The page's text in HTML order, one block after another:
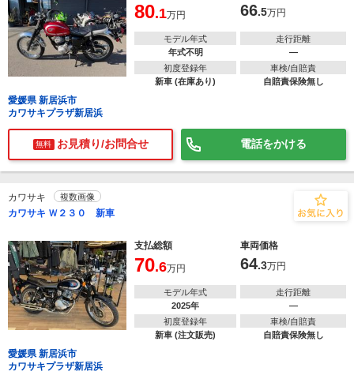
80.1万円 66.5万円
モデル年式
年式不明
走行距離
―
初度登録年
新車 (在庫あり)
車検/自賠責
自賠責保険無し
愛媛県 新居浜市
カワサキプラザ新居浜
無料 お見積り/お問合せ 電話をかける
カワサキ 複数画像
カワサキ Ｗ２３０ 新車
支払総額 車両価格
70.6万円 64.3万円
モデル年式
2025年
走行距離
―
初度登録年
新車 (注文販売)
車検/自賠責
自賠責保険無し
愛媛県 新居浜市
カワサキプラザ新居浜